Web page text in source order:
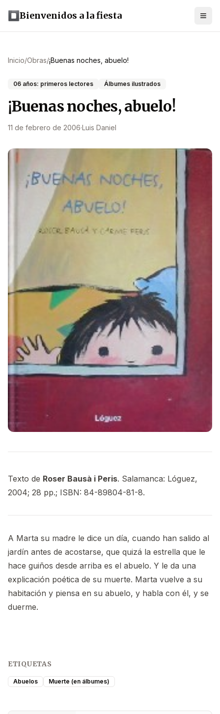
Bienvenidos a la fiesta
Inicio/Obras/¡Buenas noches, abuelo!
06 años: primeros lectores Álbumes ilustrados
¡Buenas noches, abuelo!
11 de febrero de 2006·Luis Daniel
Texto de Roser Bausà i Peris. Salamanca: Lóguez,
2004; 28 pp.; ISBN: 84-89804-81-8.
A Marta su madre le dice un día, cuando han salido al
jardín antes de acostarse, que quizá la estrella que le
hace guiños desde arriba es el abuelo. Y le da una
explicación poética de su muerte. Marta vuelve a su
habitación y piensa en su abuelo, y habla con él, y se
duerme.
ETIQUETAS
Abuelos Muerte (en álbumes)